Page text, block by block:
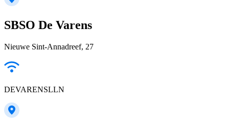
SBSO De Varens
Nieuwe Sint-Annadreef, 27
DEVARENSLLN